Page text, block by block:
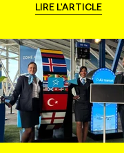
LIRE L'ARTICLE